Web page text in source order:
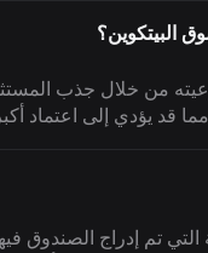
من خلال جذب
مما قد يؤدي إلى اعتماد
التي تم إدراج الصندوق